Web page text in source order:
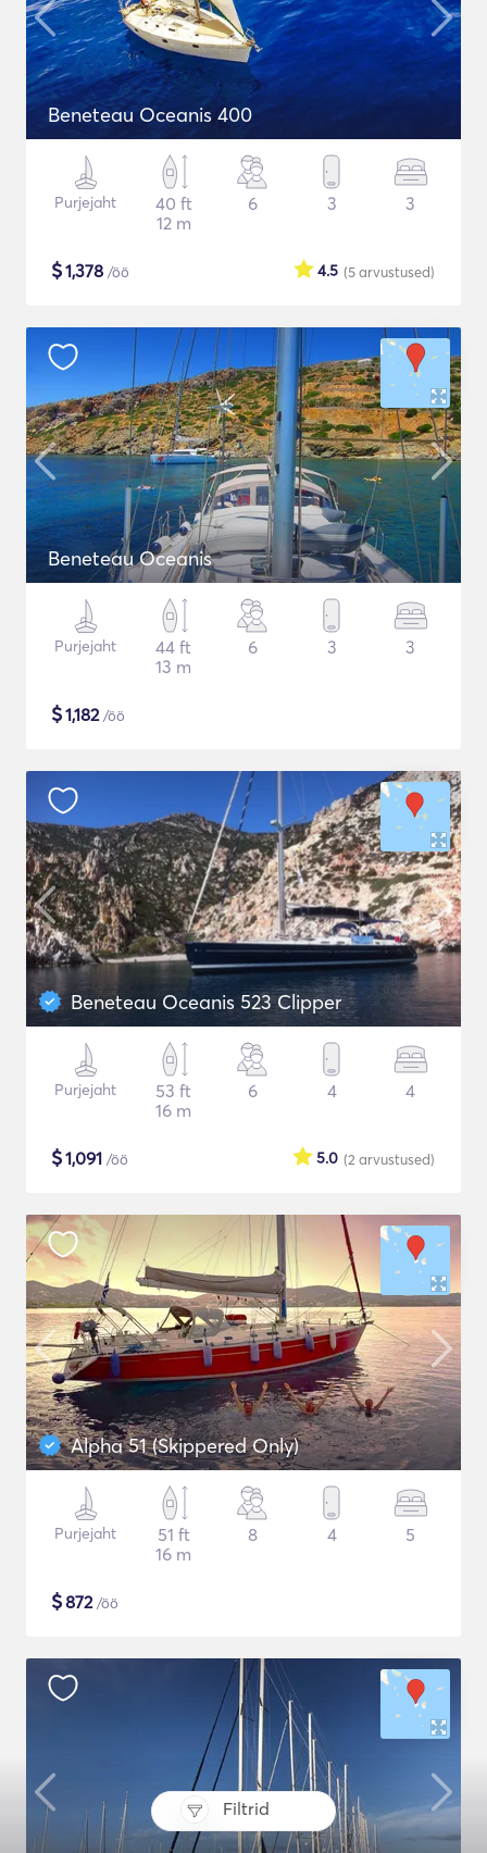
Filtrid
Beneteau Oceanis 400
Purjejaht
40 ft
12 m
6 3 3
$1,378 /öö (5arvustused)
4.5
Beneteau Oceanis
Purjejaht
44 ft
13 m
6 3 3
$1,182/öö
Beneteau Oceanis 523 Clipper
Purjejaht
53 ft
16 m
6 4 4
$1,091 /öö (2 arvustused)
5.0
Alpha 51 (Skippered Only)
Purjejaht
51 ft
16 m
8 4 5
$872/öö